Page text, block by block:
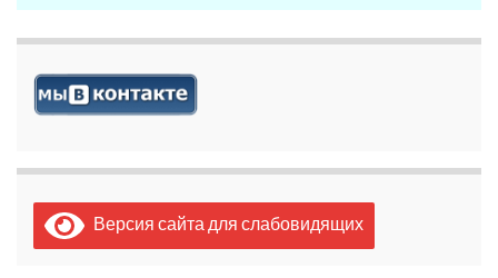
Версия сайта для слабовидящих